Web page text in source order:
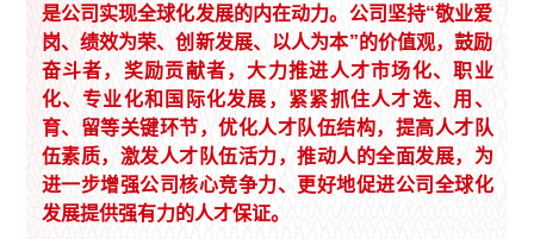
是公司实现全球化发展的内在动力。公司坚持“敬业爱
岗、绩效为荣、创新发展、以人为本”的价值观，鼓励
奋斗者，奖励贡献者，大力推进人才市场化、职业
化、专业化和国际化发展，紧紧抓住人才选、用、
育、留等关键环节，优化人才队伍结构，提高人才队
伍素质，激发人才队伍活力，推动人的全面发展，为
进一步增强公司核心竞争力、更好地促进公司全球化
发展提供强有力的人才保证。